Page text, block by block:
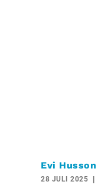
Evi Husson
28 JULI 2025